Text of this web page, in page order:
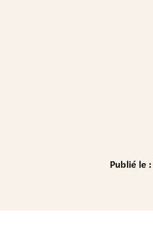
Publié le :